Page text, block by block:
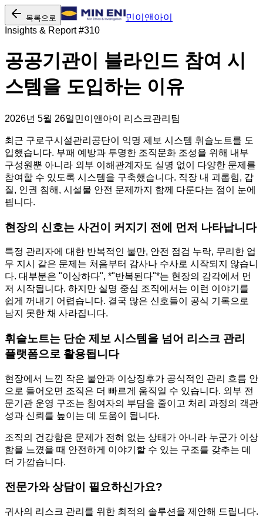
목록으로
민이앤아이
Insights & Report #310
공공기관이 블라인드 참여 시
스템을 도입하는 이유
2026년 5월 26일민이앤아이 리스크관리팀
최근 구로구시설관리공단이 익명 제보 시스템 휘슬노트를 도
입했습니다. 부패 예방과 투명한 조직문화 조성을 위해 내부
구성원뿐 아니라 외부 이해관계자도 실명 없이 다양한 문제를
참여할 수 있도록 시스템을 구축했습니다. 직장 내 괴롭힘, 갑
질, 인권 침해, 시설물 안전 문제까지 함께 다룬다는 점이 눈에
띕니다.
현장의 신호는 사건이 커지기 전에 먼저 나타납니다
특정 관리자에 대한 반복적인 불만, 안전 점검 누락, 무리한 업
무 지시 같은 문제는 처음부터 감사나 수사로 시작되지 않습니
다. 대부분은 "이상하다", *"반복된다"*는 현장의 감각에서 먼
저 시작됩니다. 하지만 실명 중심 조직에서는 이런 이야기를
쉽게 꺼내기 어렵습니다. 결국 많은 신호들이 공식 기록으로
남지 못한 채 사라집니다.
휘슬노트는 단순 제보 시스템을 넘어 리스크 관리
플랫폼으로 활용됩니다
현장에서 느낀 작은 불안과 이상징후가 공식적인 관리 흐름 안
으로 들어오면 조직은 더 빠르게 움직일 수 있습니다. 외부 전
문기관 운영 구조는 참여자의 부담을 줄이고 처리 과정의 객관
성과 신뢰를 높이는 데 도움이 됩니다.
조직의 건강함은 문제가 전혀 없는 상태가 아니라 누군가 이상
함을 느꼈을 때 안전하게 이야기할 수 있는 구조를 갖추는 데
더 가깝습니다.
전문가와 상담이 필요하신가요?
귀사의 리스크 관리를 위한 최적의 솔루션을 제안해 드립니다.